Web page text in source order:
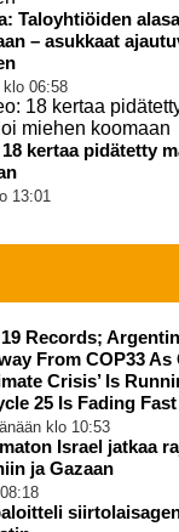
Taloyhtiöiden
– asukkaat
klo 06:58
kertaa pidätetty
13:01
Records;
From COP33
Crisis’ Is
25 Is Fading Fast
klo 10:53
Israel jatkaa
ja Gazaan